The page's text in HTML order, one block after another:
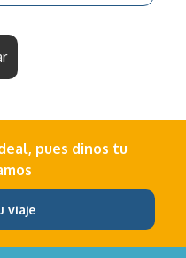
pues dinos tu
viaje